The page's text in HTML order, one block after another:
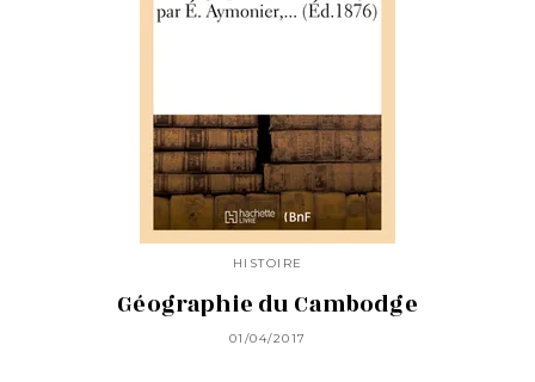
HISTOIRE
Géographie du Cambodge
01/04/2017